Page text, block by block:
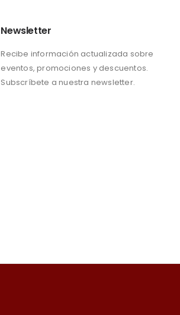
Newsletter
Recibe información actualizada sobre
eventos, promociones y descuentos.
Subscríbete a nuestra newsletter.